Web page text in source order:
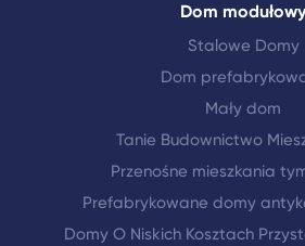
Dom modułowy
Stalowe Domy
Dom
Mały dom
Tanie Budownictwo
Przenośne mieszkania
Prefabrykowane domy
Domy O Niskich Kosztach